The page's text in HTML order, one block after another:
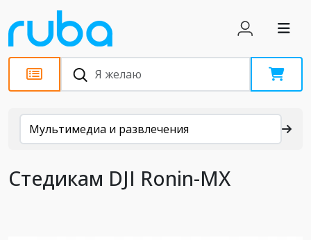
Каталог
Мультимедиа и развлечения
Стедикам DJI Ronin-MX